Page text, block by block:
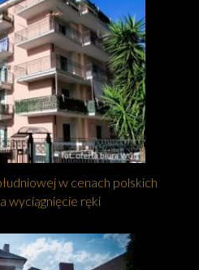
w cenach polskich
wyciągnięcie ręki